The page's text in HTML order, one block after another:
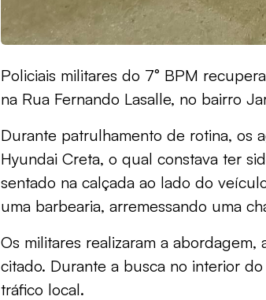
Policiais militares do 7° BPM
na Rua Fernando Lasalle, no bairro
Durante patrulhamento de rotina, os
Hyundai Creta, o qual constava ter
sentado na calçada ao lado do
uma barbearia, arremessando uma
Os militares realizaram a
citado. Durante a busca no interior
tráfico local.